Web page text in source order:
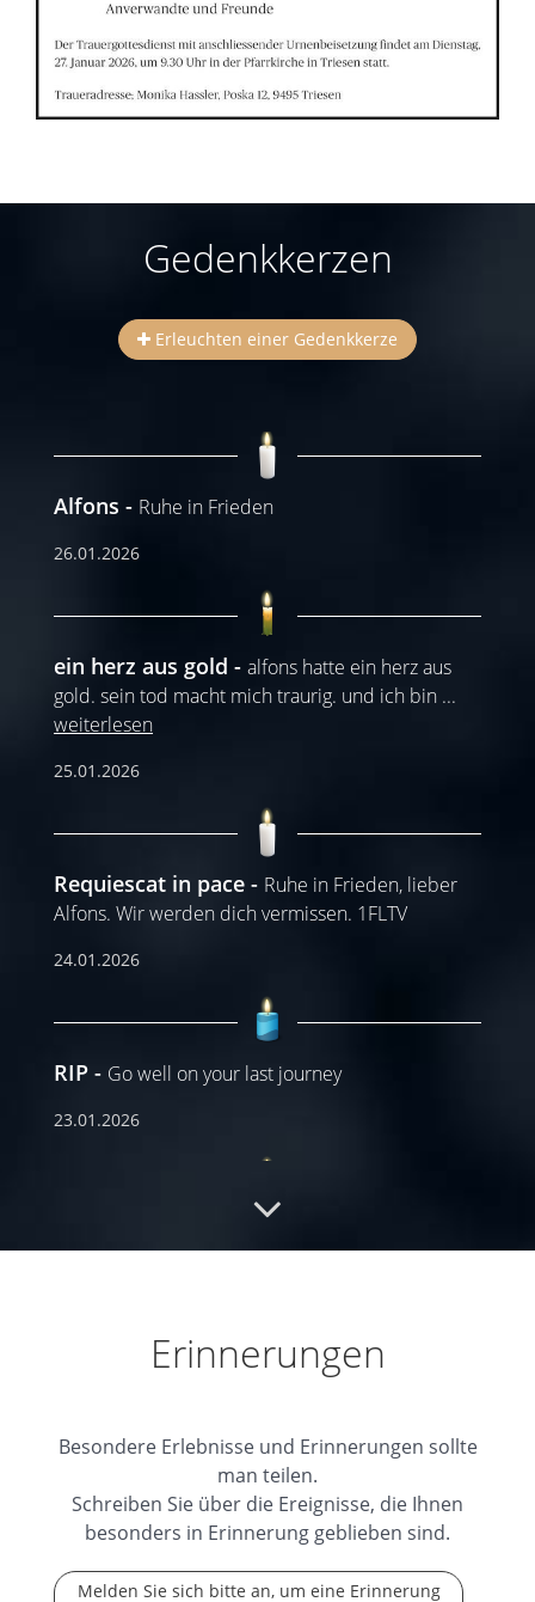
Gedenkkerzen
Erleuchten einer Gedenkkerze
Alfons Ruhe in Frieden
26.01.2026
ein herz aus gold
alfons hatte ein herz aus
gold. sein tod macht mich traurig. und ich bin ...
weiterlesen
25.01.2026
Requiescat in pace
Ruhe in Frieden, lieber
Alfons. Wir werden dich vermissen. 1FLTV
24.01.2026
RIP Go well on your last journey
23.01.2026
Erinnerungen
Besondere Erlebnisse und Erinnerungen sollte
man teilen.
Schreiben Sie über die Ereignisse, die Ihnen
besonders in Erinnerung geblieben sind.
Melden Sie sich bitte an, um eine Erinnerung